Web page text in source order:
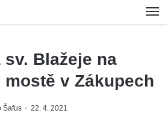
sv. Blažeje na
v Zákupech
Šafus 22. 4. 2021